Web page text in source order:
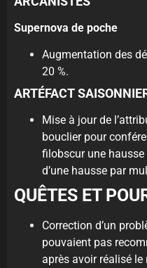
Supernova de poche
Augmentation des
20 %.
ARTÉFACT
Mise à jour de
bouclier pour
filobscur une
d’une hausse par
QUÊTES ET
Correction d’un
pouvaient pas
après avoir réalisé le